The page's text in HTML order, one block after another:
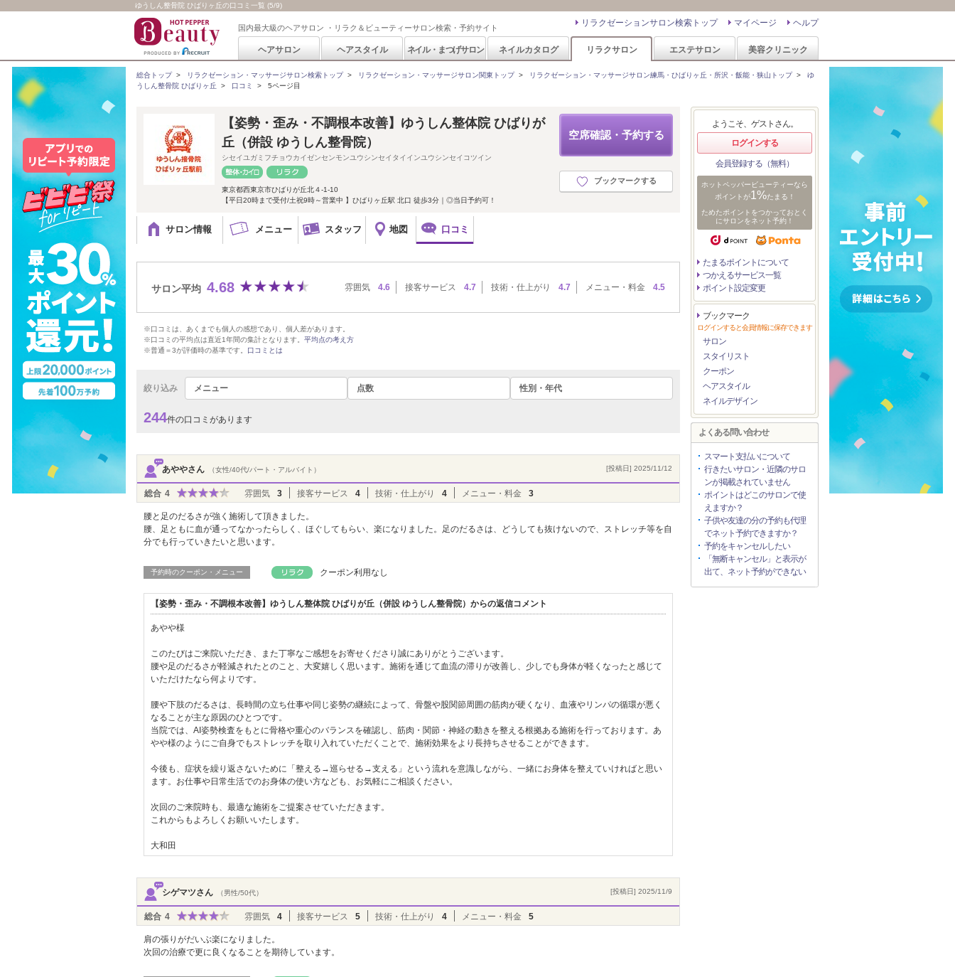
ゆうしん整骨院 ひばりヶ丘の口コミ一覧 (5/9)
国内最大級のヘアサロン ・リラク＆ビューティーサロン検索・予約サイト ヘルプ
マイページ
リラクゼーションサロン検索トップ
ヘアサロン ヘアスタイル ネイル・まつげサロン ネイルカタログ リラクサロン エステサロン 美容クリニック
総合トップ> リラクゼーション・マッサージサロン検索トップ> リラクゼーション・マッサージサロン関東トップ> リラクゼーション・マッサージサロン練馬・ひばりヶ丘・所沢・飯能・狭山トップ> ゆ
うしん整骨院 ひばりヶ丘 > 口コミ > 5ページ目
空席確認・予約する
ブックマークする
【姿勢・歪み・不調根本改善】ゆうしん整体院 ひばりが
丘（併設 ゆうしん整骨院）
シセイユガミフチョウカイゼンセンモンユウシンセイタイインユウシンセイコツイン
東京都西東京市ひばりが丘北４-1-10
【平日20時まで受付/土祝9時～営業中 】ひばりヶ丘駅 北口 徒歩3分｜◎当日予約可！
サロン情報 メニュー スタッフ 地図 口コミ
サロン平均 4.68 雰囲気 4.6 接客サービス 4.7 技術・仕上がり 4.7 メニュー・料金 4.5
※口コミは、あくまでも個人の感想であり、個人差があります。
※口コミの平均点は直近1年間の集計となります。 平均点の考え方
※普通＝3が評価時の基準です。 口コミとは
絞り込み メニュー 点数 性別・年代
244件の口コミがあります
あややさん （女性/40代/パート・アルバイト） [投稿日] 2025/11/12
総合 4 雰囲気 3 接客サービス 4 技術・仕上がり 4 メニュー・料金 3
腰と足のだるさが強く施術して頂きました。
腰、足ともに血が通ってなかったらしく、ほぐしてもらい、楽になりました。足のだるさは、どうしても抜けないので、ストレッチ等を自
分でも行っていきたいと思います。
予約時のクーポン・メニュー クーポン利用なし
【姿勢・歪み・不調根本改善】ゆうしん整体院 ひばりが丘（併設 ゆうしん整骨院）からの返信コメント
あやや様
このたびはご来院いただき、また丁寧なご感想をお寄せくださり誠にありがとうございます。
腰や足のだるさが軽減されたとのこと、大変嬉しく思います。施術を通じて血流の滞りが改善し、少しでも身体が軽くなったと感じて
いただけたなら何よりです。
腰や下肢のだるさは、長時間の立ち仕事や同じ姿勢の継続によって、骨盤や股関節周囲の筋肉が硬くなり、血液やリンパの循環が悪く
なることが主な原因のひとつです。
当院では、AI姿勢検査をもとに骨格や重心のバランスを確認し、筋肉・関節・神経の動きを整える根拠ある施術を行っております。あ
やや様のようにご自身でもストレッチを取り入れていただくことで、施術効果をより長持ちさせることができます。
今後も、症状を繰り返さないために「整える→巡らせる→支える」という流れを意識しながら、一緒にお身体を整えていければと思い
ます。お仕事や日常生活でのお身体の使い方なども、お気軽にご相談ください。
次回のご来院時も、最適な施術をご提案させていただきます。
これからもよろしくお願いいたします。
大和田
シゲマツさん （男性/50代） [投稿日] 2025/11/9
総合 4 雰囲気 4 接客サービス 5 技術・仕上がり 4 メニュー・料金 5
肩の張りがだいぶ楽になりました。
次回の治療で更に良くなることを期待しています。
ようこそ、ゲストさん。
ログインする
会員登録する（無料）
ホットペッパービューティーなら
ポイントが1%たまる！
ためたポイントをつかっておとく
にサロンをネット予約！
たまるポイントについて
つかえるサービス一覧
ポイント設定変更
ブックマーク
ログインすると会員情報に保存できます
サロン
スタイリスト
クーポン
ヘアスタイル
ネイルデザイン
よくある問い合わせ
スマート支払いについて
行きたいサロン・近隣のサロ
ンが掲載されていません
ポイントはどこのサロンで使
えますか？
子供や友達の分の予約も代理
でネット予約できますか？
予約をキャンセルしたい
「無断キャンセル」と表示が
出て、ネット予約ができない